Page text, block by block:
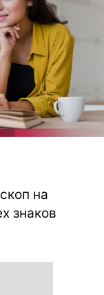
на
знаков